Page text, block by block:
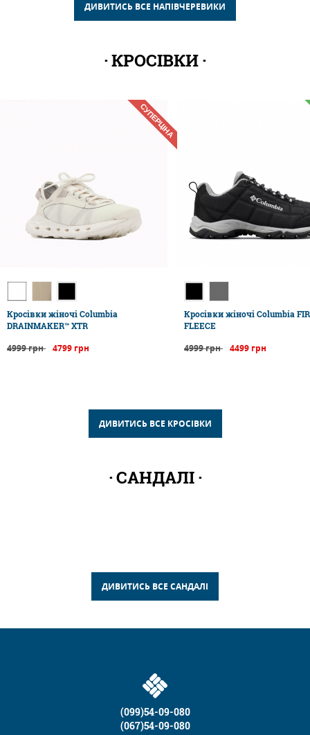
ДИВИТИСЬ ВСЕ НАПІВЧЕРЕВИКИ
КРОСІВКИ
СУПЕРЦІНА
Кросівки жіночі Columbia
DRAINMAKER™ XTR
4999 грн 4799 грн
Кросівки жіночі Columbia
FLEECE
4999 грн 4499 грн
ДИВИТИСЬ ВСЕ КРОСІВКИ
САНДАЛІ
ДИВИТИСЬ ВСЕ САНДАЛІ
(099)54-09-080
(067)54-09-080